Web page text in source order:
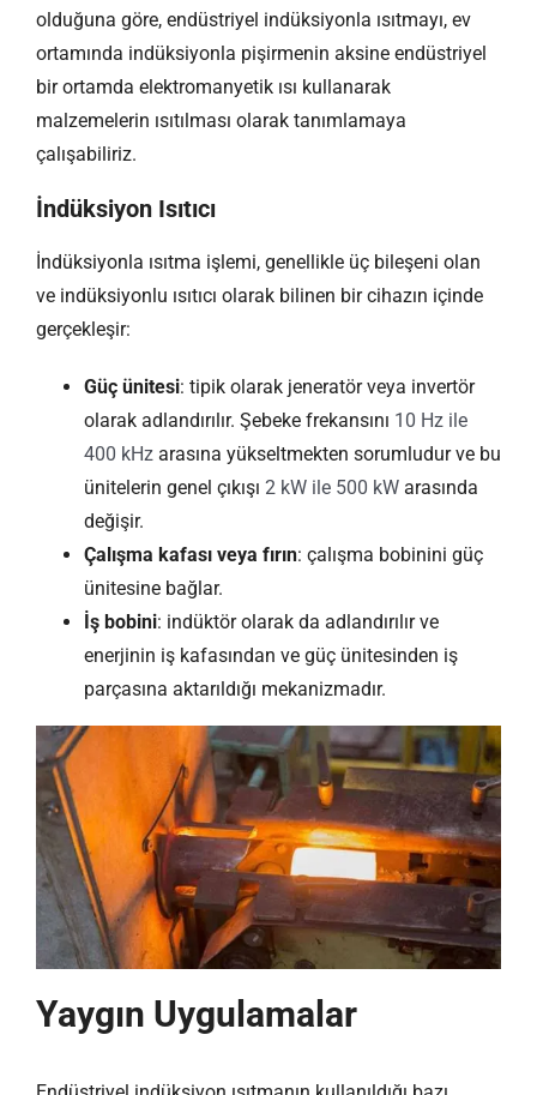
olduğuna göre, endüstriyel indüksiyonla ısıtmayı, ev
ortamında indüksiyonla pişirmenin aksine endüstriyel
bir ortamda elektromanyetik ısı kullanarak
malzemelerin ısıtılması olarak tanımlamaya
çalışabiliriz.
İndüksiyon Isıtıcı
İndüksiyonla ısıtma işlemi, genellikle üç bileşeni olan
ve indüksiyonlu ısıtıcı olarak bilinen bir cihazın içinde
gerçekleşir:
Güç ünitesi: tipik olarak jeneratör veya invertör
olarak adlandırılır. Şebeke frekansını 10 Hz ile
400 kHzarasına yükseltmekten sorumludur ve bu
ünitelerin genel çıkışı 2 kW ile 500 kWarasında
değişir.
Çalışma kafası veya fırın: çalışma bobinini güç
ünitesine bağlar.
İş bobini: indüktör olarak da adlandırılır ve
enerjinin iş kafasından ve güç ünitesinden iş
parçasına aktarıldığı mekanizmadır.
Yaygın Uygulamalar